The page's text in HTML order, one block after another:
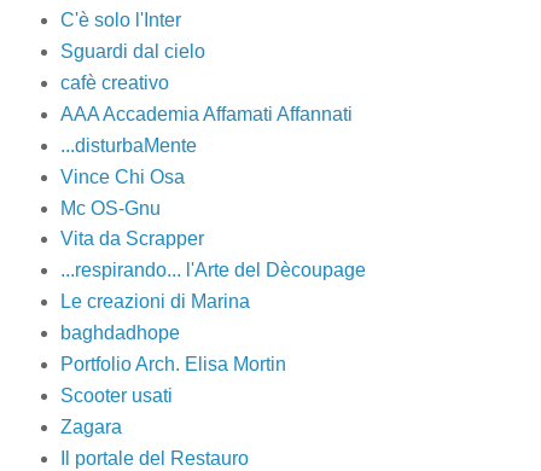
C'è solo l'Inter
Sguardi dal cielo
cafè creativo
AAA Accademia Affamati Affannati
...disturbaMente
Vince Chi Osa
Mc OS-Gnu
Vita da Scrapper
...respirando... l'Arte del Dècoupage
Le creazioni di Marina
baghdadhope
Portfolio Arch. Elisa Mortin
Scooter usati
Zagara
Il portale del Restauro